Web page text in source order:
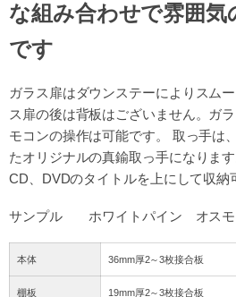
な組み合わせで雰囲気
です
ガラス扉はダウンステーによりスム
ス扉の後は背板はございません。ガ
モコンの操作は可能です。 取っ手は
たオリジナルの真鍮取っ手になりま
CD、DVDのタイトルを上にして収納
サンプル ホワイトパイン オスモ
本体 36mm厚2～3枚接合板
棚板 19mm厚2～3枚接合板